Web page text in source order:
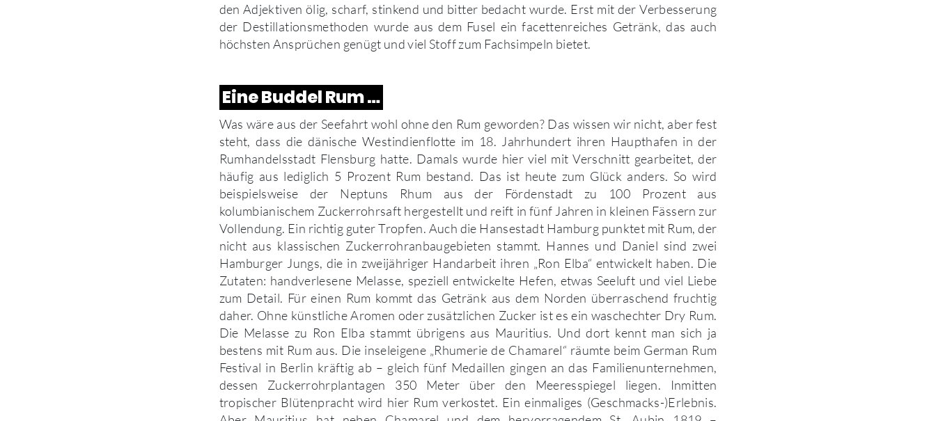
den Adjektiven ölig, scharf, stinkend und bitter bedacht wurde. Erst mit der Verbesserung
der Destillationsmethoden wurde aus dem Fusel ein facettenreiches Getränk, das auch
höchsten Ansprüchen genügt und viel Stoff zum Fachsimpeln bietet.
Eine Buddel Rum …
Was wäre aus der Seefahrt wohl ohne den Rum geworden? Das wissen wir nicht, aber fest
steht, dass die dänische Westindienflotte im 18. Jahrhundert ihren Haupthafen in der
Rumhandelsstadt Flensburg hatte. Damals wurde hier viel mit Verschnitt gearbeitet, der
häufig aus lediglich 5 Prozent Rum bestand. Das ist heute zum Glück anders. So wird
beispielsweise der Neptuns Rhum aus der Fördenstadt zu 100 Prozent aus
kolumbianischem Zuckerrohrsaft hergestellt und reift in fünf Jahren in kleinen Fässern zur
Vollendung. Ein richtig guter Tropfen. Auch die Hansestadt Hamburg punktet mit Rum, der
nicht aus klassischen Zuckerrohranbaugebieten stammt. Hannes und Daniel sind zwei
Hamburger Jungs, die in zweijähriger Handarbeit ihren „Ron Elba“ entwickelt haben. Die
Zutaten: handverlesene Melasse, speziell entwickelte Hefen, etwas Seeluft und viel Liebe
zum Detail. Für einen Rum kommt das Getränk aus dem Norden überraschend fruchtig
daher. Ohne künstliche Aromen oder zusätzlichen Zucker ist es ein waschechter Dry Rum.
Die Melasse zu Ron Elba stammt übrigens aus Mauritius. Und dort kennt man sich ja
bestens mit Rum aus. Die inseleigene „Rhumerie de Chamarel“ räumte beim German Rum
Festival in Berlin kräftig ab – gleich fünf Medaillen gingen an das Familienunternehmen,
dessen Zuckerrohrplantagen 350 Meter über den Meeresspiegel liegen. Inmitten
tropischer Blütenpracht wird hier Rum verkostet. Ein einmaliges (Geschmacks-)Erlebnis.